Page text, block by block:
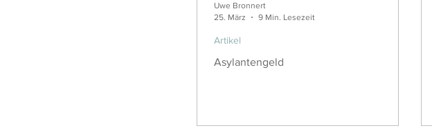
Uwe Bronnert
25. März
9 Min. Lesezeit
Artikel
Asylantengeld